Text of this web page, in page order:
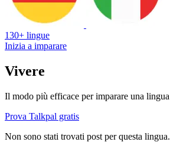
130+ lingue
Inizia a imparare
Vivere
Il modo più efficace per imparare una lingua
Prova Talkpal gratis
Non sono stati trovati post per questa lingua.